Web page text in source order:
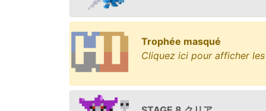
Trophée masqué
Cliquez ici pour afficher